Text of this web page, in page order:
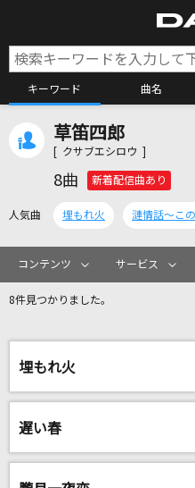
キーワード 曲名
カラオ
望郷夜風
杜このみ
secret base～君がく
草笛四郎
[ クサブエシロウ ]
8曲 新着配信曲あり
人気曲 埋もれ火 漣情話～こ
コンテンツ サービス
8件見つかりました。
埋もれ火
遅い春